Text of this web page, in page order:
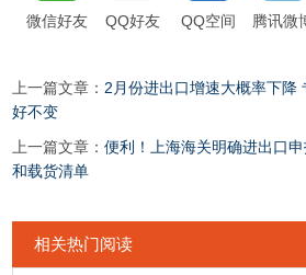
微信好友 QQ好友 QQ空间 腾讯微
上一篇文章： 2月份进出口增速大概率下降
好不变
上一篇文章：便利！上海海关明确进出口
和载货清单
相关热门阅读